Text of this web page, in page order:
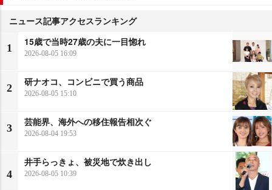
ニュース記事アクセスランキング
1
15歳で当時27歳の夫に一目惚れ
2026-08-05 16:09
2
研ナオコ、コンビニで買う商品
2026-08-05 15:10
3
芸能界、海外への移住報告相次ぐ
2026-08-04 19:53
4
井手らっきょ、被災地で炊き出し
2026-08-05 10:39